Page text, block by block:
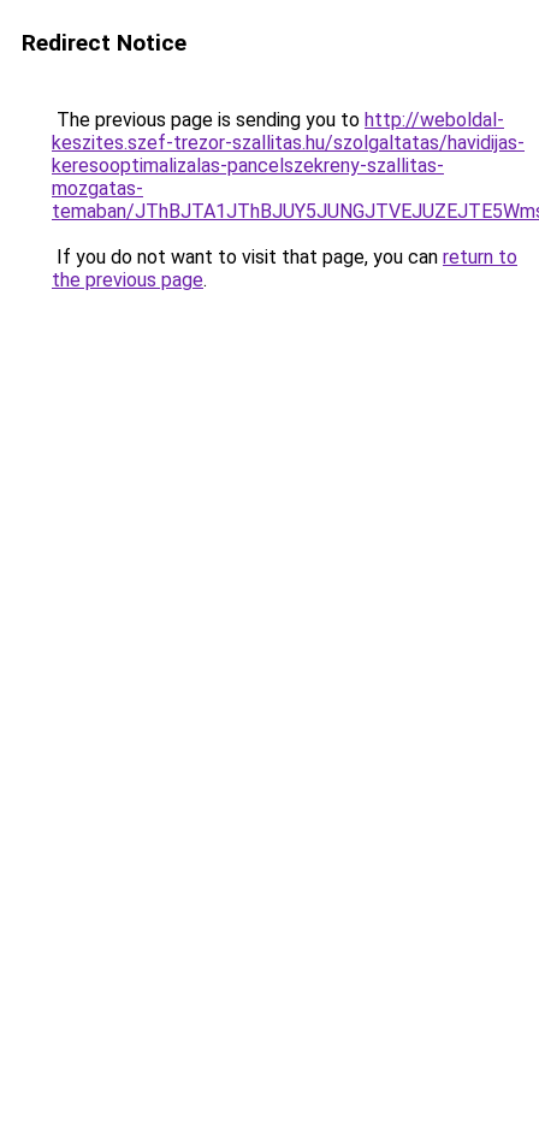
Redirect Notice
The previous page is sending you to http://weboldal-
keszites.szef-trezor-szallitas.hu/szolgaltatas/havidijas-
keresooptimalizalas-pancelszekreny-szallitas-
mozgatas-
temaban/
If you do not want to visit that page, you can return to
the previous page.